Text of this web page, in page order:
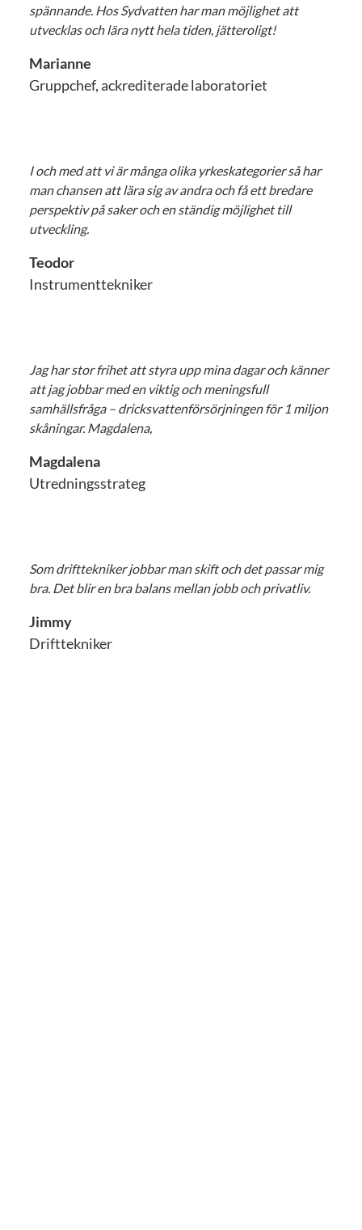
spännande. Hos Sydvatten har man möjlighet att
utvecklas och lära nytt hela tiden, jätteroligt!
Marianne
Gruppchef, ackrediterade laboratoriet
I och med att vi är många olika yrkeskategorier så har
man chansen att lära sig av andra och få ett bredare
perspektiv på saker och en ständig möjlighet till
utveckling.
Teodor
Instrumenttekniker
Jag har stor frihet att styra upp mina dagar och känner
att jag jobbar med en viktig och meningsfull
samhällsfråga – dricksvattenförsörjningen för 1 miljon
skåningar. Magdalena,
Magdalena
Utredningsstrateg
Som drifttekniker jobbar man skift och det passar mig
bra. Det blir en bra balans mellan jobb och privatliv.
Jimmy
Drifttekniker